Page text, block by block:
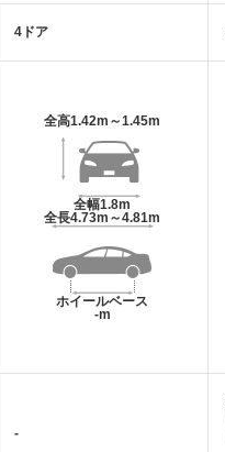
4ドア
全高1.42m～1.45m
全幅1.8m
全長4.73m～4.81m
ホイールベース
-m
-